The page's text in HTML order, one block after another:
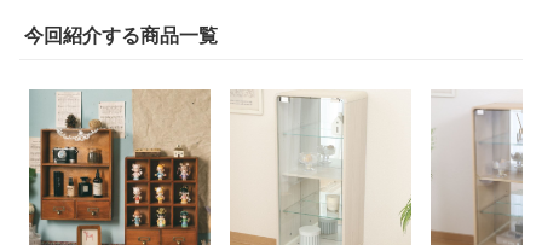
今回紹介する商品一覧